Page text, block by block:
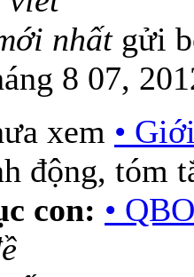
nhấtgửi
8 07,
•
động, tóm
con: •